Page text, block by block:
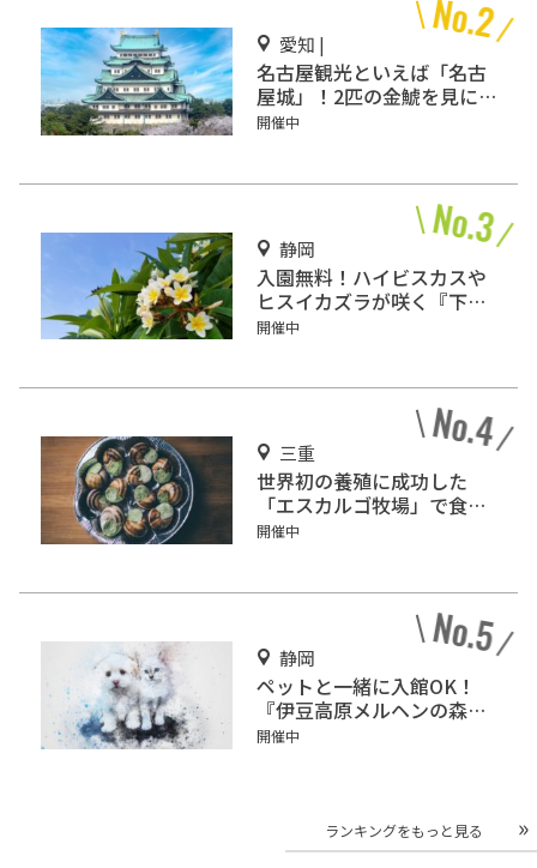
愛知 |
名古屋観光といえば「名古
屋城」！2匹の金鯱を見に
行こう
開催中
静岡
入園無料！ハイビスカスや
ヒスイカズラが咲く『下賀
茂熱帯植物園』で南国気分
開催中
三重
世界初の養殖に成功した
「エスカルゴ牧場」で食べ
て！みて！触れて！
開催中
静岡
ペットと一緒に入館OK！
『伊豆高原メルヘンの森美
術館』をご紹介
開催中
ランキングをもっと見る